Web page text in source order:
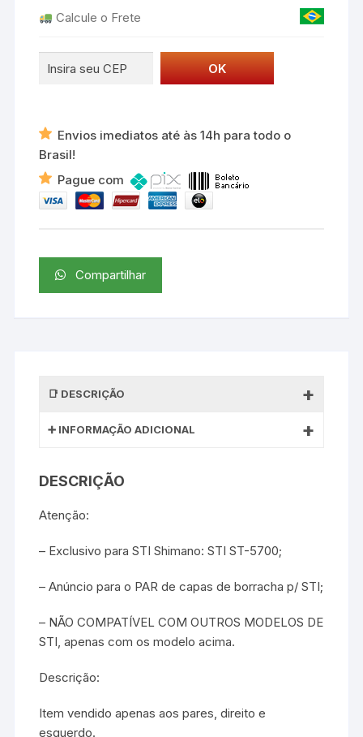
5700Calcule o Frete
Envios imediatos até às 14h para todo o
Brasil!
Pague com
Compartilhar
DESCRIÇÃO
INFORMAÇÃO ADICIONAL
DESCRIÇÃO
Atenção:
– Exclusivo para STI Shimano: STI ST-5700;
– Anúncio para o PAR de capas de borracha p/ STI;
– NÃO COMPATÍVEL COM OUTROS MODELOS DE
STI, apenas com os modelo acima.
Descrição:
Item vendido apenas aos pares, direito e
esquerdo.